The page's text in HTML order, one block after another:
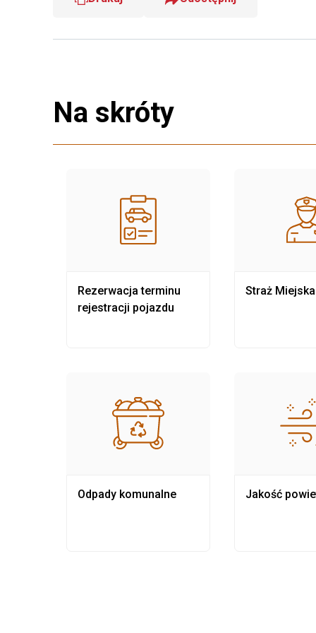
Na skróty
Rezerwacja terminu
rejestracji pojazdu
Odpady komunalne
Straż Miejska
Jakość